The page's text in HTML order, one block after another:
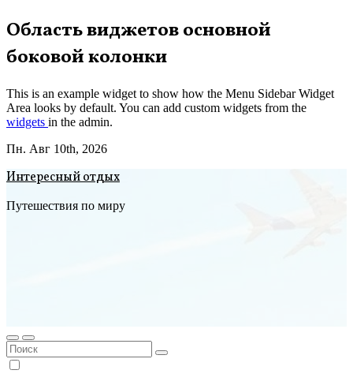
Перейти
к
содержимому
Область виджетов основной
боковой колонки
This is an example widget to show how the Menu Sidebar Widget
Area looks by default. You can add custom widgets from the
widgets in the admin.
Пн. Авг 10th, 2026
Интересный отдых
Путешествия по миру